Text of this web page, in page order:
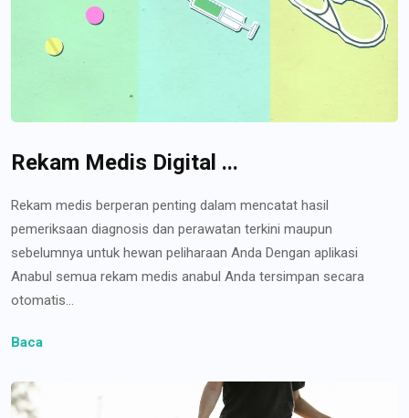
Rekam Medis Digital ...
Rekam medis berperan penting dalam mencatat hasil
pemeriksaan diagnosis dan perawatan terkini maupun
sebelumnya untuk hewan peliharaan Anda Dengan aplikasi
Anabul semua rekam medis anabul Anda tersimpan secara
otomatis...
Baca